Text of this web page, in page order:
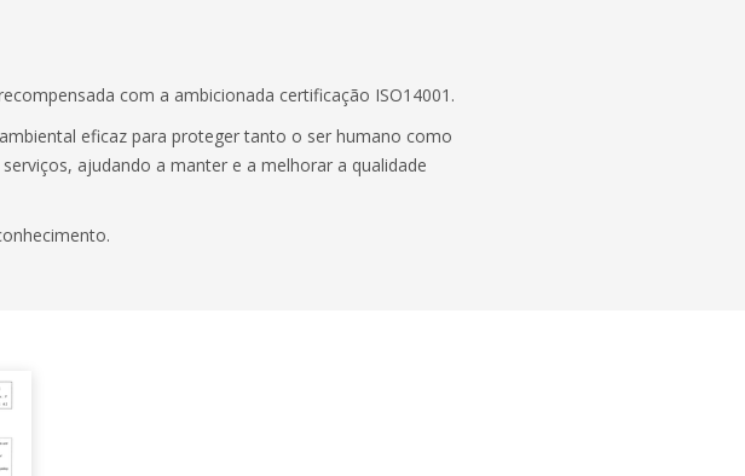
com a ambicionada certificação ISO14001.
eficaz para proteger tanto o ser humano como
ajudando a manter e a melhorar a qualidade